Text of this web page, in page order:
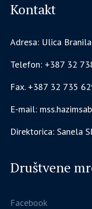
Kontakt
Adresa: Ulica
Telefon: +387 32
Fax. +387 32 735
E-mail:
Direktorica: Sanela
Društvene
Facebook